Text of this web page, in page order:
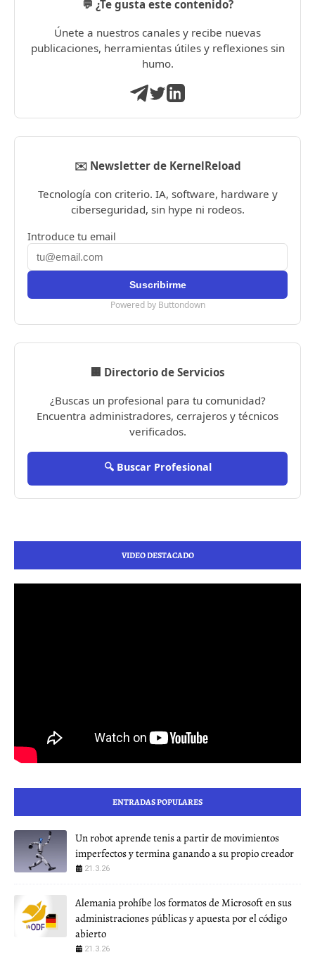
💬 ¿Te gusta este contenido?
Únete a nuestros canales y recibe nuevas
publicaciones, herramientas útiles y reflexiones sin
humo.
✉️ Newsletter de KernelReload
Tecnología con criterio. IA, software, hardware y
ciberseguridad, sin hype ni rodeos.
Introduce tu email
Powered by Buttondown
🏢 Directorio de Servicios
¿Buscas un profesional para tu comunidad?
Encuentra administradores, cerrajeros y técnicos
verificados.
🔍 Buscar Profesional
VIDEO DESTACADO
ENTRADAS POPULARES
Un robot aprende tenis a partir de movimientos
imperfectos y termina ganando a su propio creador
21.3.26
Alemania prohíbe los formatos de Microsoft en sus
administraciones públicas y apuesta por el código
abierto
21.3.26